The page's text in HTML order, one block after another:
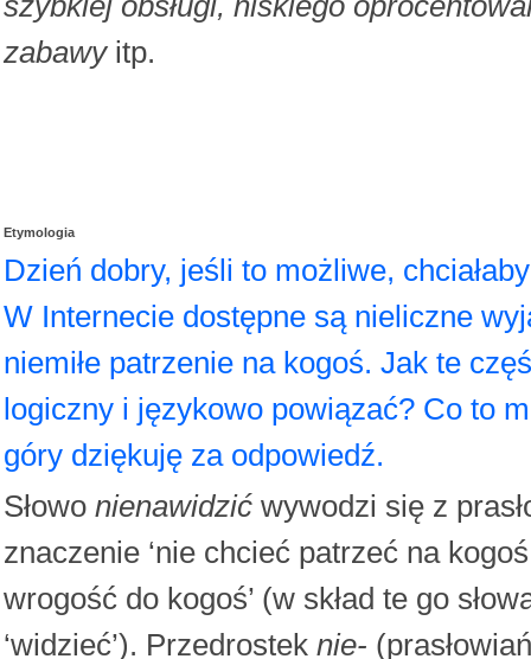
zabawyitp.
Etymologia
Dzień dobry, jeśli to możliwe,
W Internecie dostępne są nieliczne
niemiłe patrzenie na kogoś. Jak te
logiczny i językowo powiązać? Co to
góry dziękuję za odpowiedź.
Słowo nienawidzić wywodzi się z
znaczenie ‘nie chcieć patrzeć na
wrogość do kogoś’ (w skład te go
‘widzieć’). Przedrostek nie-